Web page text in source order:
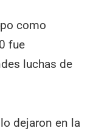
como
fue
luchas de
dejaron en la